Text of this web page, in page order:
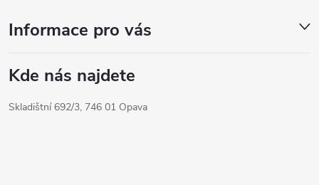
Informace pro vás
Kde nás najdete
Skladištní 692/3, 746 01 Opava